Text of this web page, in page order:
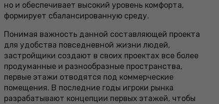
но и обеспечивает высокий уровень комфорта,
формирует сбалансированную среду.
Понимая важность данной составляющей проекта
для удобства повседневной жизни людей,
застройщики создают в своих проектах все более
продуманные и разнообразные пространства,
первые этажи отводятся под коммерческие
помещения. В последние годы игроки рынка
разрабатывают концепции первых этажей, чтобы